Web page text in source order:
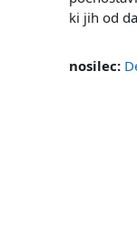
ki jih od
nosilec: